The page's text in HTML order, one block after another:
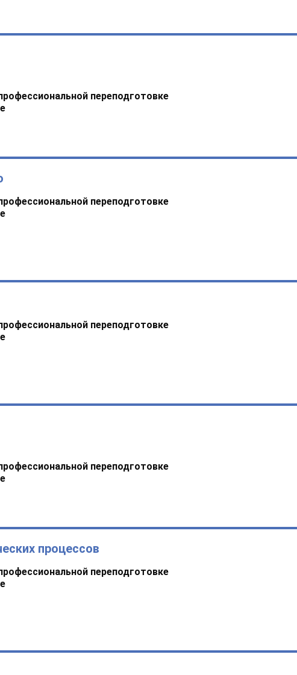
переподготовке
переподготовке
переподготовке
переподготовке
процессов
переподготовке